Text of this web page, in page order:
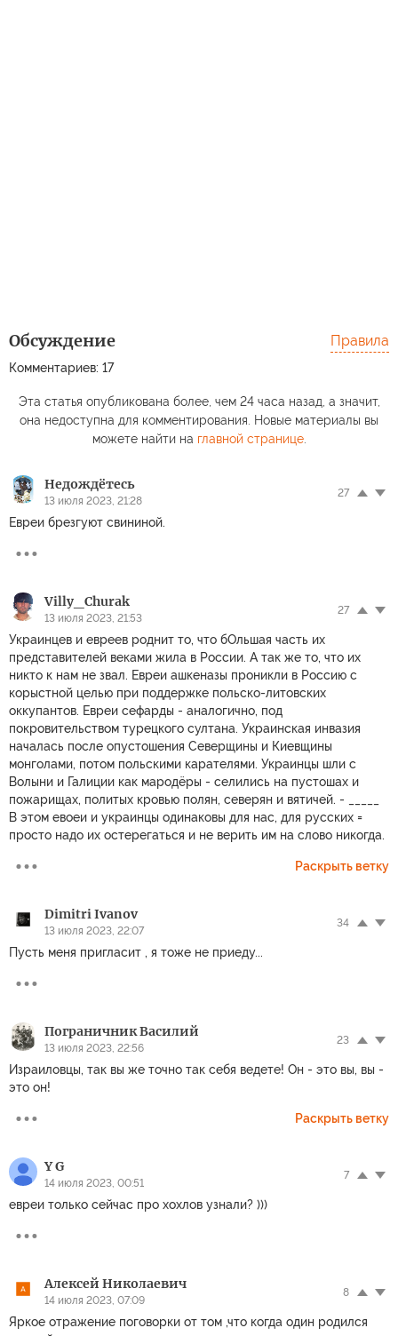
Обсуждение
Комментариев: 17
Правила
Эта статья опубликована более, чем 24 часа назад, а значит,
она недоступна для комментирования. Новые материалы вы
можете найти на главной странице.
Недождётесь
13 июля 2023, 21:28
27
Евреи брезгуют свининой.
Villy_Churak
13 июля 2023, 21:53
27
Украинцев и евреев роднит то, что бОльшая часть их
представителей веками жила в России. А так же то, что их
никто к нам не звал. Евреи ашкеназы проникли в Россию с
корыстной целью при поддержке польско-литовских
оккупантов. Евреи сефарды - аналогично, под
покровительством турецкого султана. Украинская инвазия
началась после опустошения Северщины и Киевщины
монголами, потом польскими карателями. Украинцы шли с
Волыни и Галиции как мародёры - селились на пустошах и
пожарищах, политых кровью полян, северян и вятичей. - _____
В этом евоеи и украинцы одинаковы для нас, для русских =
просто надо их остерегаться и не верить им на слово никогда.
Раскрыть ветку
Dimitri Ivanov
13 июля 2023, 22:07
34
Пусть меня пригласит , я тоже не приеду...
Пограничник Василий
13 июля 2023, 22:56
23
Израиловцы, так вы же точно так себя ведете! Он - это вы, вы -
это он!
Раскрыть ветку
Y G
14 июля 2023, 00:51
7
евреи только сейчас про хохлов узнали? )))
Алексей Николаевич
14 июля 2023, 07:09
8
Яркое отражение поговорки от том ,что когда один родился